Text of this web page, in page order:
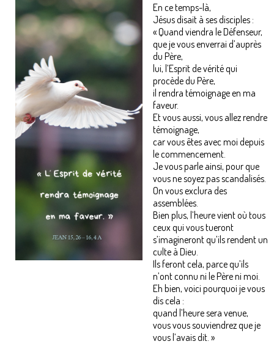
En ce temps-là,
Jésus disait à ses disciples :
« Quand viendra le Défenseur,
que je vous enverrai d’auprès
du Père,
lui, l’Esprit de vérité qui
procède du Père,
il rendra témoignage en ma
faveur.
Et vous aussi, vous allez rendre
témoignage,
car vous êtes avec moi depuis
le commencement.
Je vous parle ainsi, pour que
vous ne soyez pas scandalisés.
On vous exclura des
assemblées.
Bien plus, l’heure vient où tous
ceux qui vous tueront
s’imagineront qu’ils rendent un
culte à Dieu.
Ils feront cela, parce qu’ils
n’ont connu ni le Père ni moi.
Eh bien, voici pourquoi je vous
dis cela :
quand l’heure sera venue,
vous vous souviendrez que je
vous l’avais dit. »